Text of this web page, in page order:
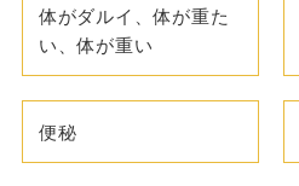
体がダルイ、体が重た
い、体が重い
便秘